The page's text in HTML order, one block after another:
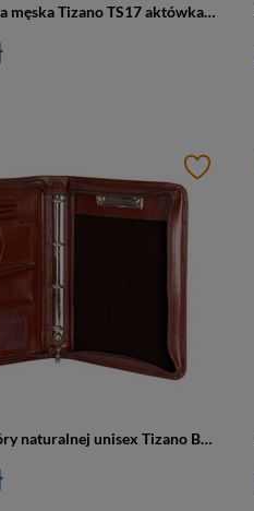
Teczka skórzana męska Tizano TS17 aktówka na laptopa A4 brązowa
Aktówka ze skóry naturalnej unisex Tizano BWS01 biwuar na dokumenty A4 brązowa